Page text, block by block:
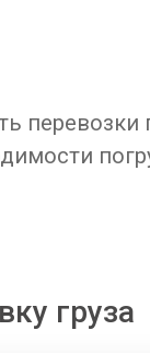
перевозки
груза